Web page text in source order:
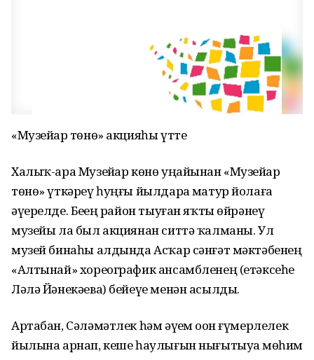
«Музейҙар төнө» акцияһы үтте
Халыҡ-ара Музейҙар көнө уңайынан «Музейҙар
төнө» үткәреү һуңғы йылдарҙа матур йолаға
әүерелде. Беҙҙең район тыуған яҡты өйрәнеү
музейы ла был акциянан ситтә ҡалманы. Ул
музей бинаһы алдында Асҡар сәнғәт мәктәбенең
«Алтынай» хореографик ансамбленең (етәксеһе
Ләлә Йәнекәева) бейеүе менән асылды.
Артабан, Сәләмәтлек һәм әүҙем оҙон ғүмерлелек
йылына арнап, кеше һаулығын нығытыуҙа мөһим